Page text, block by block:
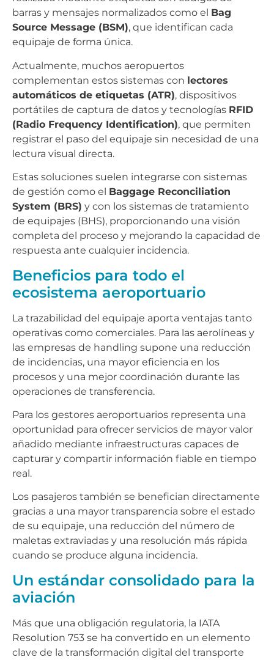
barras y mensajes normalizados como el Bag
Source Message (BSM), que identifican cada
equipaje de forma única.
Actualmente, muchos aeropuertos
complementan estos sistemas con lectores
automáticos de etiquetas (ATR), dispositivos
portátiles de captura de datos y tecnologías RFID
(Radio Frequency Identification), que permiten
registrar el paso del equipaje sin necesidad de una
lectura visual directa.
Estas soluciones suelen integrarse con sistemas
de gestión como el Baggage Reconciliation
System (BRS) y con los sistemas de tratamiento
de equipajes (BHS), proporcionando una visión
completa del proceso y mejorando la capacidad de
respuesta ante cualquier incidencia.
Beneficios para todo el
ecosistema aeroportuario
La trazabilidad del equipaje aporta ventajas tanto
operativas como comerciales. Para las aerolíneas y
las empresas de handling supone una reducción
de incidencias, una mayor eficiencia en los
procesos y una mejor coordinación durante las
operaciones de transferencia.
Para los gestores aeroportuarios representa una
oportunidad para ofrecer servicios de mayor valor
añadido mediante infraestructuras capaces de
capturar y compartir información fiable en tiempo
real.
Los pasajeros también se benefician directamente
gracias a una mayor transparencia sobre el estado
de su equipaje, una reducción del número de
maletas extraviadas y una resolución más rápida
cuando se produce alguna incidencia.
Un estándar consolidado para la
aviación
Más que una obligación regulatoria, la IATA
Resolution 753 se ha convertido en un elemento
clave de la transformación digital del transporte